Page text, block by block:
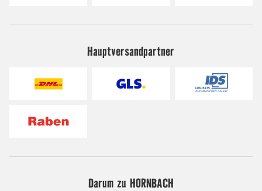
Hauptversandpartner
Darum zu HORNBACH